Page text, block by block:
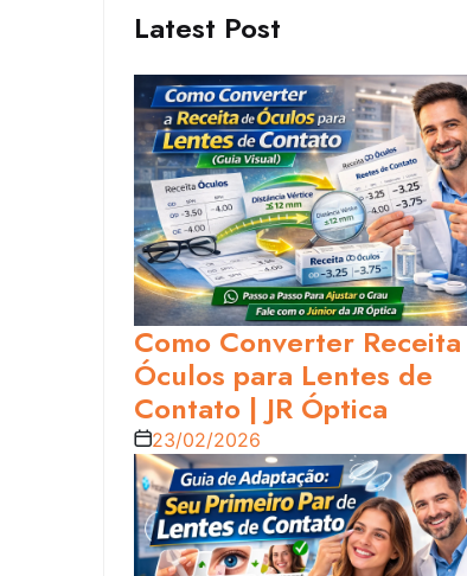
Latest Post
Como Converter
Óculos para Lentes de
Contato | JR Óptica
23/02/2026